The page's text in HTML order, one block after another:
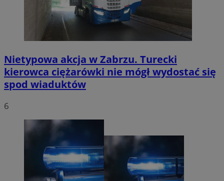
Nietypowa akcja w Zabrzu. Turecki
kierowca ciężarówki nie mógł wydostać się
spod wiaduktów
6